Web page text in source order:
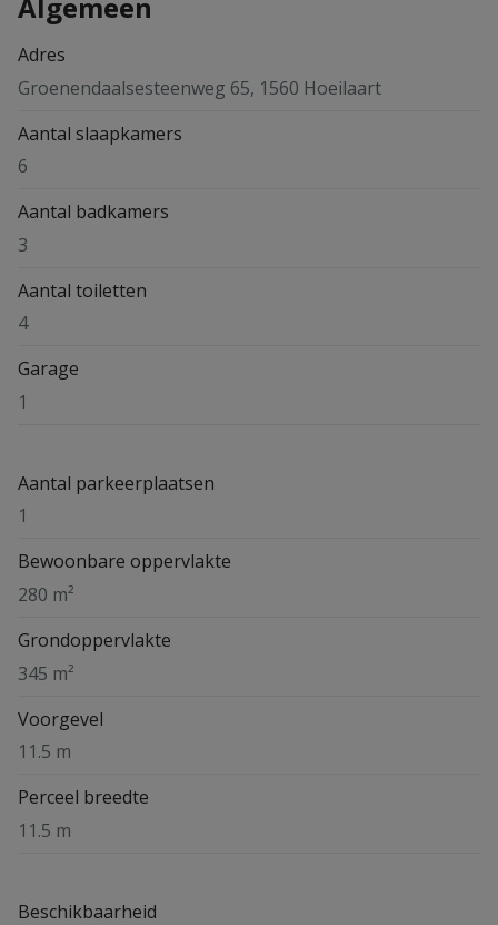
Adres
Groenendaalsesteenweg 65, 1560 Hoeilaart
Aantal slaapkamers
6
Aantal badkamers
3
Aantal toiletten
4
Garage
1
Aantal parkeerplaatsen
1
Bewoonbare oppervlakte
280 m²
Grondoppervlakte
345 m²
Voorgevel
11.5 m
Perceel breedte
11.5 m
Beschikbaarheid